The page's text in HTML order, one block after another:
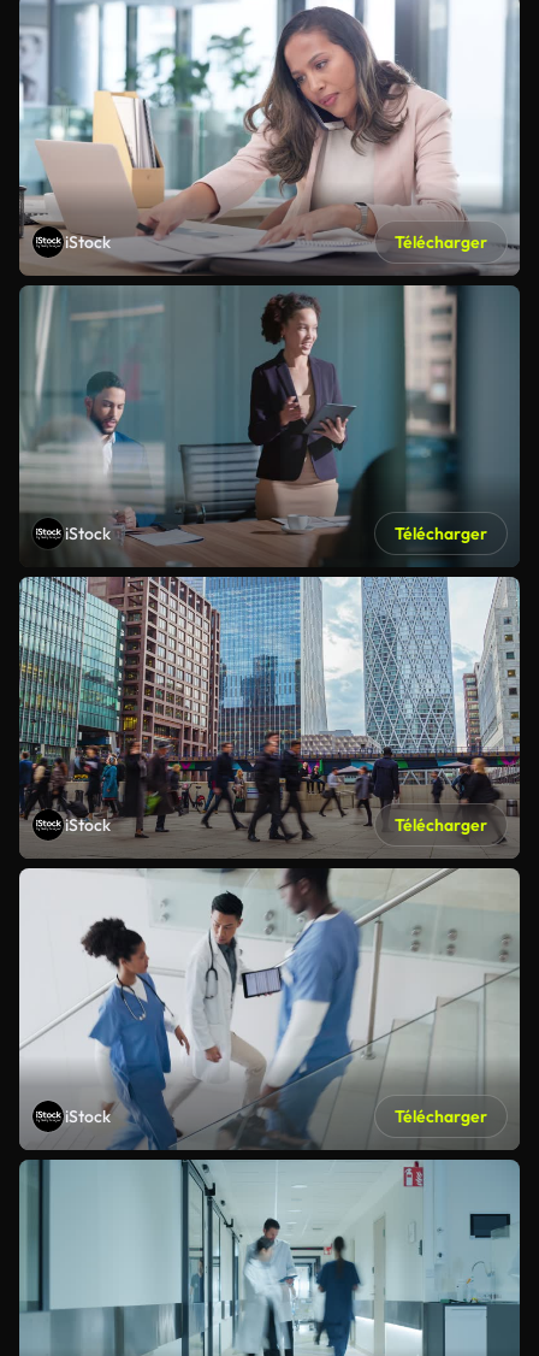
iStock Télécharger
iStock Télécharger
iStock Télécharger
iStock Télécharger